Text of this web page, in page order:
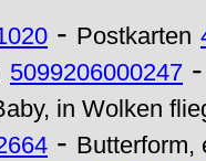
- Postkarten
5099206000247 -
in Wolken
- Butterform,